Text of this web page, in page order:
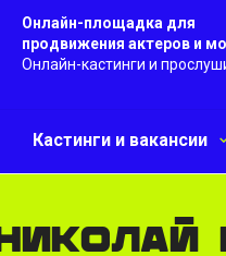
Онлайн-площадка для
продвижения актеров и
Онлайн-кастинги и
Кастинги и вакансии